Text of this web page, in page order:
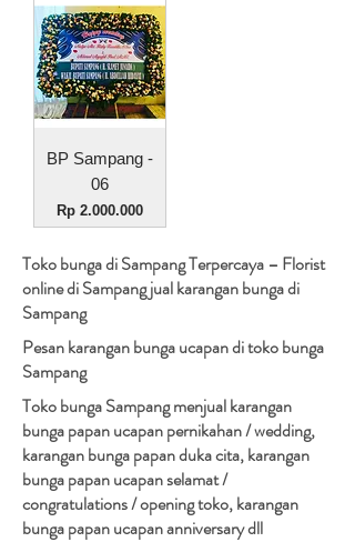
BP Sampang -
06
Harga
Rp 2.000.000
Toko bunga di Sampang Terpercaya – Florist
online di Sampang jual karangan bunga di
Sampang
Pesan karangan bunga ucapan di toko bunga
Sampang
Toko bunga Sampang menjual karangan
bunga papan ucapan pernikahan / wedding,
karangan bunga papan duka cita, karangan
bunga papan ucapan selamat /
congratulations / opening toko, karangan
bunga papan ucapan anniversary dll